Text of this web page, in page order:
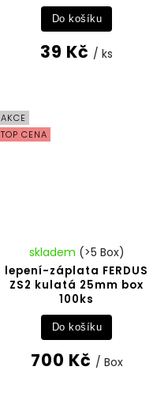
39 Kč / ks
Do košíku
AKCE
TOP CENA
lepení-záplata FERDUS
ZS2 kulatá 25mm box
100ks
skladem (>5 Box)
700 Kč / Box
Do košíku